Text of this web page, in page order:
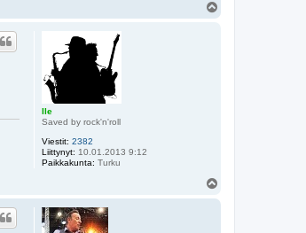
Ile
Saved by rock'n'roll
Viestit: 2382
Liittynyt: 10.01.2013 9:12
Paikkakunta: Turku